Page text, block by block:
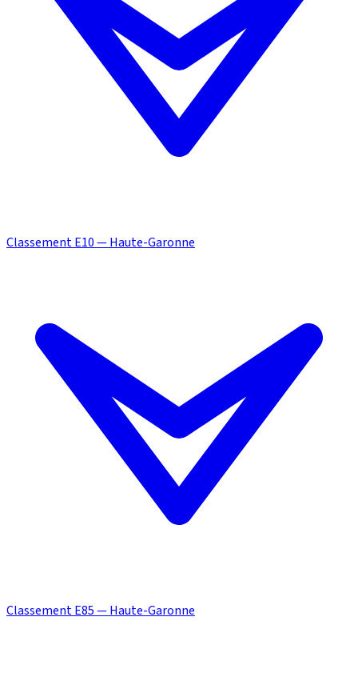
Classement E10 — Haute-Garonne
Classement E85 — Haute-Garonne